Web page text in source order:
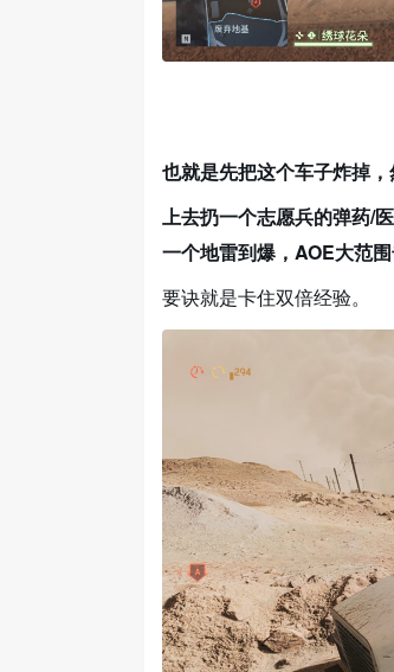
也就是先把这个车子炸掉
上去扔一个志愿兵的弹药/
一个地雷到爆，AOE大范围
要诀就是卡住双倍经验。